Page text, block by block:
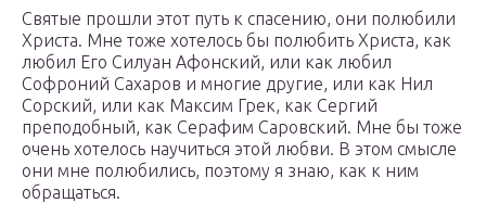
Святые прошли этот путь к спасению, они полюбили
Христа. Мне тоже хотелось бы полюбить Христа, как
любил Его Силуан Афонский, или как любил
Софроний Сахаров и многие другие, или как Нил
Сорский, или как Максим Грек, как Сергий
преподобный, как Серафим Саровский. Мне бы тоже
очень хотелось научиться этой любви. В этом смысле
они мне полюбились, поэтому я знаю, как к ним
обращаться.